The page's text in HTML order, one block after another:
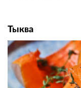
Тыква